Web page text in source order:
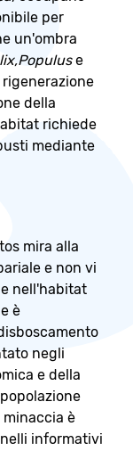
per
un'ombra
e
della
richiede
mediante
mira alla
e non vi
nell'habitat
è
negli
e della
minaccia è
informativi